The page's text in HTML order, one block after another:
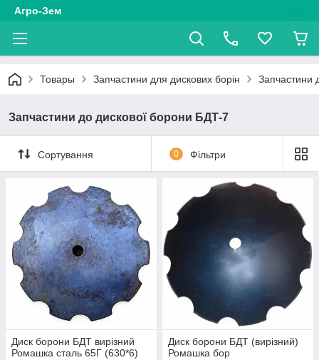
Агро-Зем
Товары Запчастини для дискових борін Запчастини
Запчастини до дискової борони БДТ-7
Сортування 0 Фільтри
Диск борони БДТ вирізний
Ромашка сталь 65Г (630*6)
Диск борони БДТ (вирізний)
Ромашка бор